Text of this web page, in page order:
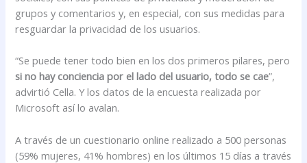
grupos y comentarios y, en especial, con sus medidas para
resguardar la privacidad de los usuarios.
“Se puede tener todo bien en los dos primeros pilares, pero
si no hay conciencia por el lado del usuario, todo se cae”,
advirtió Cella. Y los datos de la encuesta realizada por
Microsoft así lo avalan.
A través de un cuestionario online realizado a 500 personas
(59% mujeres, 41% hombres) en los últimos 15 días a través